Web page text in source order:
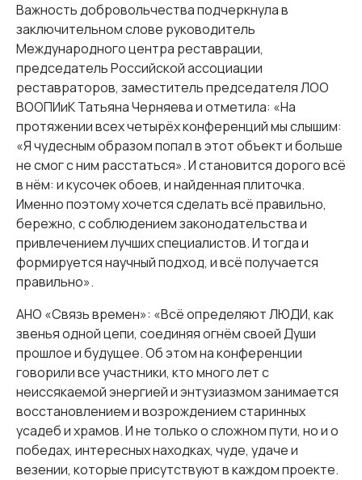
Важность добровольчества подчеркнула в
заключительном слове руководитель
Международного центра реставрации,
председатель Российской ассоциации
реставраторов, заместитель председателя ЛОО
ВООПИиК Татьяна Черняева и отметила: «На
протяжении всех четырёх конференций мы слышим:
«Я чудесным образом попал в этот объект и больше
не смог с ним расстаться». И становится дорого всё
в нём: и кусочек обоев, и найденная плиточка.
Именно поэтому хочется сделать всё правильно,
бережно, с соблюдением законодательства и
привлечением лучших специалистов. И тогда и
формируется научный подход, и всё получается
правильно».
АНО «Связь времен»: «Всё определяют ЛЮДИ, как
звенья одной цепи, соединяя огнём своей Души
прошлое и будущее. Об этом на конференции
говорили все участники, кто много лет с
неиссякаемой энергией и энтузиазмом занимается
восстановлением и возрождением старинных
усадеб и храмов. И не только о сложном пути, но и о
победах, интересных находках, чуде, удаче и
везении, которые присутствуют в каждом проекте.